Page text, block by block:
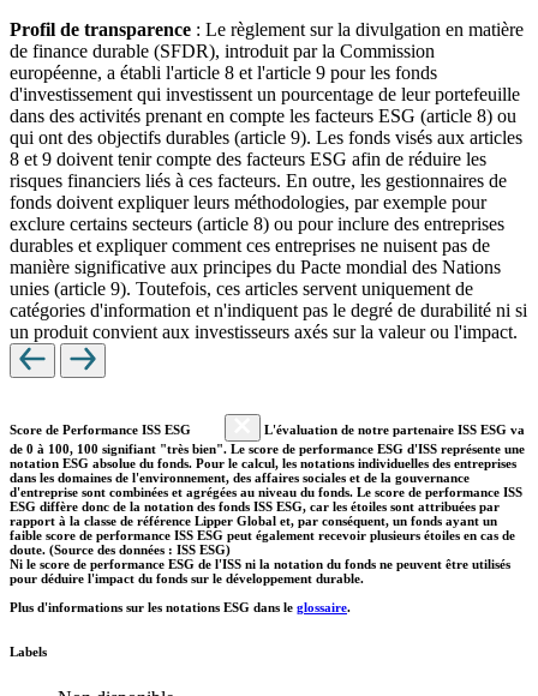
Profil de transparence : Le règlement sur la divulgation en matière
de finance durable (SFDR), introduit par la Commission
européenne, a établi l'article 8 et l'article 9 pour les fonds
d'investissement qui investissent un pourcentage de leur portefeuille
dans des activités prenant en compte les facteurs ESG (article 8) ou
qui ont des objectifs durables (article 9). Les fonds visés aux articles
8 et 9 doivent tenir compte des facteurs ESG afin de réduire les
risques financiers liés à ces facteurs. En outre, les gestionnaires de
fonds doivent expliquer leurs méthodologies, par exemple pour
exclure certains secteurs (article 8) ou pour inclure des entreprises
durables et expliquer comment ces entreprises ne nuisent pas de
manière significative aux principes du Pacte mondial des Nations
unies (article 9). Toutefois, ces articles servent uniquement de
catégories d'information et n'indiquent pas le degré de durabilité ni si
un produit convient aux investisseurs axés sur la valeur ou l'impact.
Score de Performance ISS ESG
L'évaluation de notre partenaire ISS ESG va
de 0 à 100, 100 signifiant "très bien". Le score de performance ESG d'ISS représente une
notation ESG absolue du fonds. Pour le calcul, les notations individuelles des entreprises
dans les domaines de l'environnement, des affaires sociales et de la gouvernance
d'entreprise sont combinées et agrégées au niveau du fonds. Le score de performance ISS
ESG diffère donc de la notation des fonds ISS ESG, car les étoiles sont attribuées par
rapport à la classe de référence Lipper Global et, par conséquent, un fonds ayant un
faible score de performance ISS ESG peut également recevoir plusieurs étoiles en cas de
doute. (Source des données : ISS ESG)
Ni le score de performance ESG de l'ISS ni la notation du fonds ne peuvent être utilisés
pour déduire l'impact du fonds sur le développement durable.
Plus d'informations sur les notations ESG dans le glossaire.
Labels